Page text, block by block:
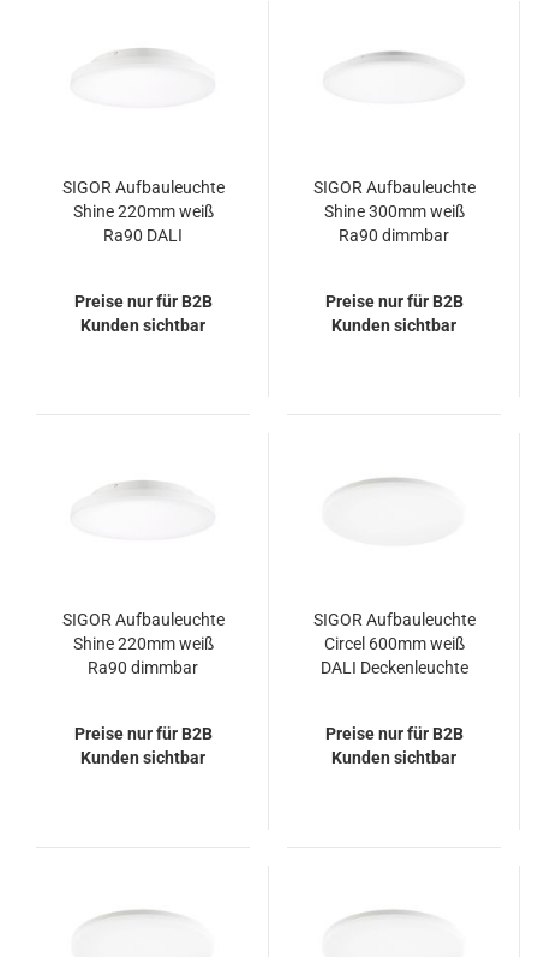
SIGOR Aufbauleuchte
Shine 220mm weiß
Ra90 DALI
IP20 110°
800/900/1350lm
Preise nur für B2B
Kunden sichtbar
SIGOR Aufbauleuchte
Shine 300mm weiß
Ra90 dimmbar
3000/4000K IP20 110°
1000/1800/2300lm
Preise nur für B2B
Kunden sichtbar
SIGOR Aufbauleuchte
Shine 220mm weiß
Ra90 dimmbar
IP20 110°
800/900/1350lm
Preise nur für B2B
Kunden sichtbar
SIGOR Aufbauleuchte
Circel 600mm weiß
DALI Deckenleuchte
Preise nur für B2B
Kunden sichtbar